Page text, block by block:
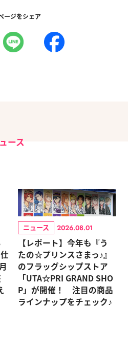
ージをシェア
ース
ニュース 2026.08.01
【レポート】今年も『う
たの☆プリンスさまっ♪』
のフラッグシップストア
「UTA☆PRI GRAND SHO
P」が開催！ 注目の商品
ラインナップをチェック♪